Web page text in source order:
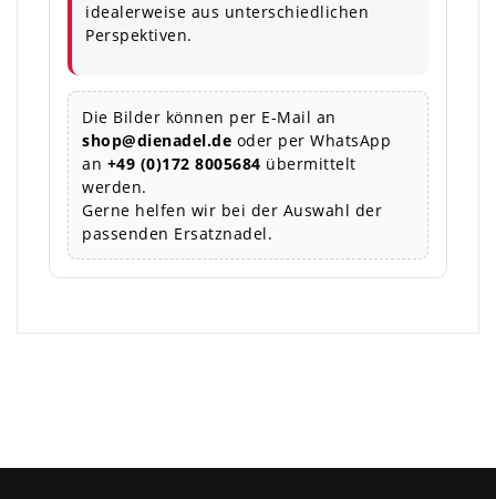
idealerweise aus unterschiedlichen
Perspektiven.
Die Bilder können per E-Mail an
shop@dienadel.de oder per WhatsApp
an +49 (0)172 8005684 übermittelt
werden.
Gerne helfen wir bei der Auswahl der
passenden Ersatznadel.